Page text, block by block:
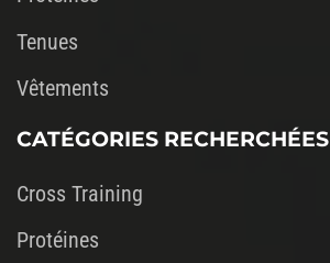
Tenues
Vêtements
CATÉGORIES RECHERCHÉES
Cross Training
Protéines